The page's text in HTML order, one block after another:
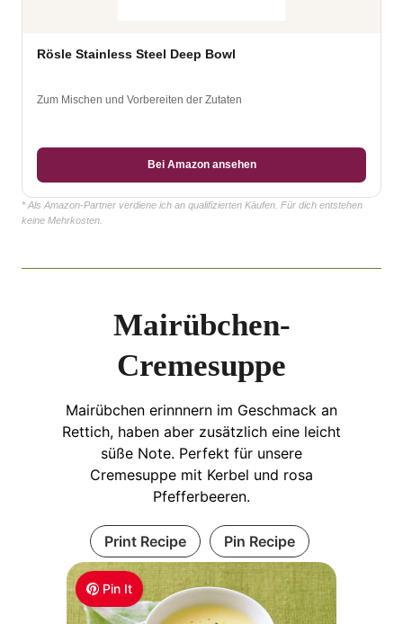
Rösle Stainless Steel Deep Bowl
Zum Mischen und Vorbereiten der Zutaten
Bei Amazon ansehen
* Als Amazon-Partner verdiene ich an qualifizierten Käufen. Für dich entstehen
keine Mehrkosten.
Pin It
Mairübchen-
Cremesuppe
Mairübchen erinnnern im Geschmack an
Rettich, haben aber zusätzlich eine leicht
süße Note. Perfekt für unsere
Cremesuppe mit Kerbel und rosa
Pfefferbeeren.
Print Recipe Pin Recipe